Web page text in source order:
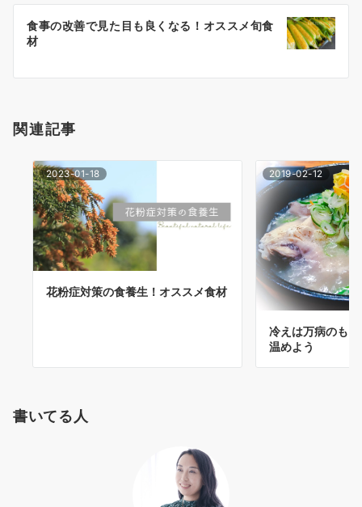
ン
食事の改善で見た目も良くなる！オススメ旬食
材
関連記事
2023-01-18
花粉症対策の食養生！オススメ食材
2019-02-12
冷えは万病のも
温めよう
書いてる人